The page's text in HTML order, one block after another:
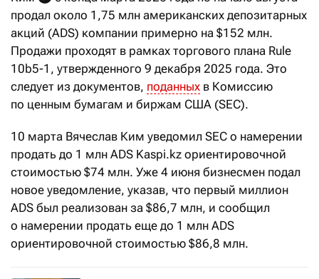
продал около 1,75 млн американских депозитарных
акций (ADS) компании примерно на $152 млн.
Продажи проходят в рамках торгового плана Rule
10b5-1, утвержденного 9 декабря 2025 года. Это
следует из документов, поданных в Комиссию
по ценным бумагам и биржам США (SEC).
10 марта Вячеслав Ким уведомил SEC о намерении
продать до 1 млн ADS Kaspi.kz ориентировочной
стоимостью $74 млн. Уже 4 июня бизнесмен подал
новое уведомление, указав, что первый миллион
ADS был реализован за $86,7 млн, и сообщил
о намерении продать еще до 1 млн ADS
ориентировочной стоимостью $86,8 млн.